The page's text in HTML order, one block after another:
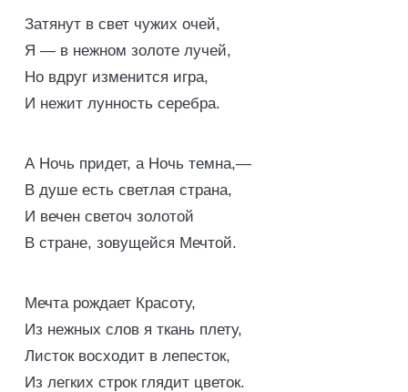
Затянут в свет чужих очей,
Я — в нежном золоте лучей,
Но вдруг изменится игра,
И нежит лунность серебра.
А Ночь придет, а Ночь темна,—
В душе есть светлая страна,
И вечен светоч золотой
В стране, зовущейся Мечтой.
Мечта рождает Красоту,
Из нежных слов я ткань плету,
Листок восходит в лепесток,
Из легких строк глядит цветок.